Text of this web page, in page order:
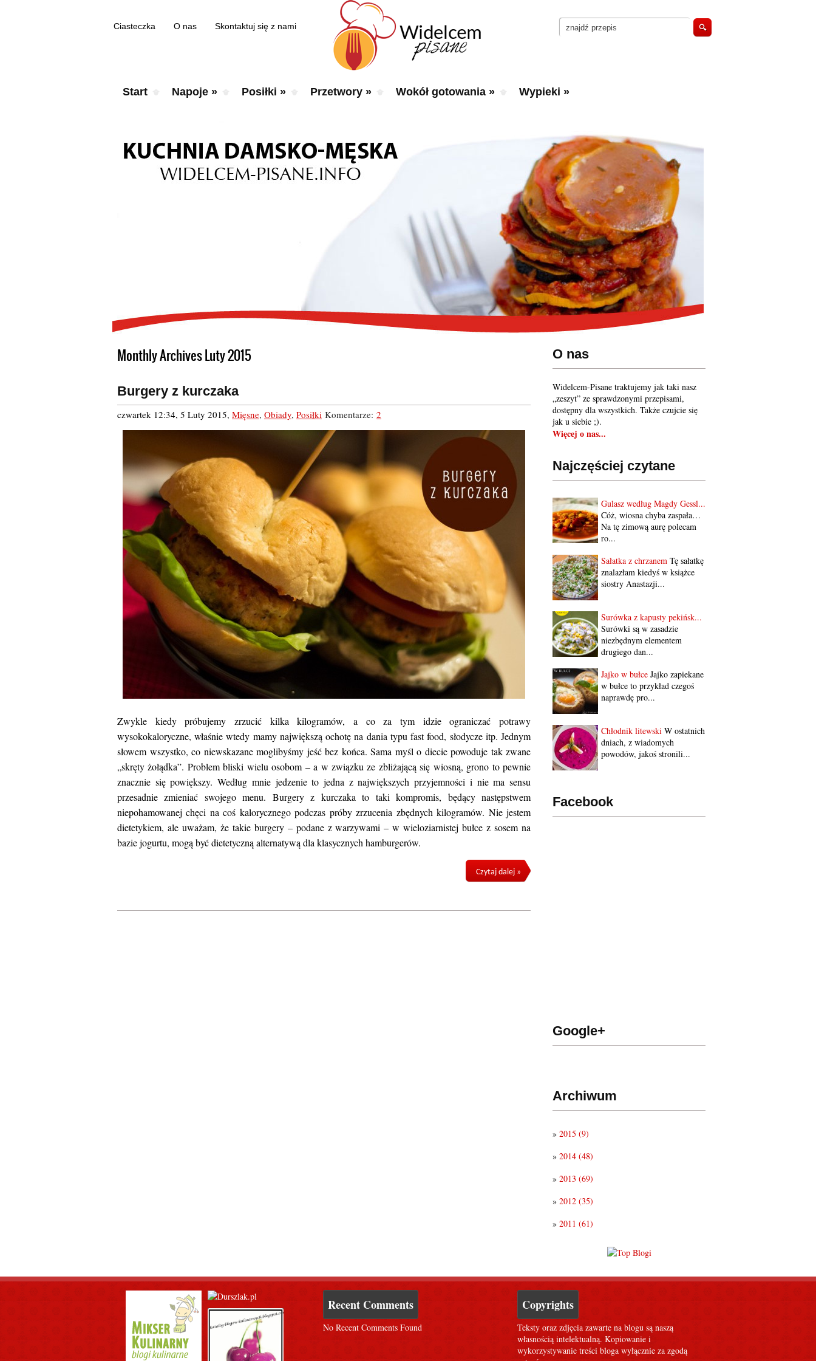
Ciasteczka O nas Skontaktuj się z nami
Start Napoje » Posiłki » Przetwory » Wokół gotowania » Wypieki »
O nas
Widelcem-Pisane traktujemy jak taki nasz
„zeszyt” ze sprawdzonymi przepisami,
dostępny dla wszystkich. Także czujcie się
jak u siebie ;).
Więcej o nas...
Najczęściej czytane
Gulasz według Magdy Gessl...
Cóż, wiosna chyba zaspała…
Na tę zimową aurę polecam
ro...
Sałatka z chrzanem Tę sałatkę
znalazłam kiedyś w książce
siostry Anastazji...
Surówka z kapusty pekińsk...
Surówki są w zasadzie
niezbędnym elementem
drugiego dan...
Jajko w bułce Jajko zapiekane
w bułce to przykład czegoś
naprawdę pro...
Chłodnik litewski W ostatnich
dniach, z wiadomych
powodów, jakoś stronili...
Facebook
Google+
Archiwum
» 2015 (9)
» 2014 (48)
» 2013 (69)
» 2012 (35)
» 2011 (61)
Monthly Archives Luty 2015
Burgery z kurczaka
czwartek 12:34, 5 Luty 2015, Mięsne, Obiady, Posiłki Komentarze: 2
Zwykle kiedy próbujemy zrzucić kilka kilogramów, a co za tym idzie ograniczać potrawy
wysokokaloryczne, właśnie wtedy mamy największą ochotę na dania typu fast food, słodycze itp. Jednym
słowem wszystko, co niewskazane moglibyśmy jeść bez końca. Sama myśl o diecie powoduje tak zwane
„skręty żołądka”. Problem bliski wielu osobom – a w związku ze zbliżającą się wiosną, grono to pewnie
znacznie się powiększy. Według mnie jedzenie to jedna z największych przyjemności i nie ma sensu
przesadnie zmieniać swojego menu. Burgery z kurczaka to taki kompromis, będący następstwem
niepohamowanej chęci na coś kalorycznego podczas próby zrzucenia zbędnych kilogramów. Nie jestem
dietetykiem, ale uważam, że takie burgery – podane z warzywami – w wieloziarnistej bułce z sosem na
bazie jogurtu, mogą być dietetyczną alternatywą dla klasycznych hamburgerów.
Czytaj dalej »
Recent Comments
No Recent Comments Found
Copyrights
Teksty oraz zdjęcia zawarte na blogu są naszą
własnością intelektualną. Kopiowanie i
wykorzystywanie treści bloga wyłącznie za zgodą